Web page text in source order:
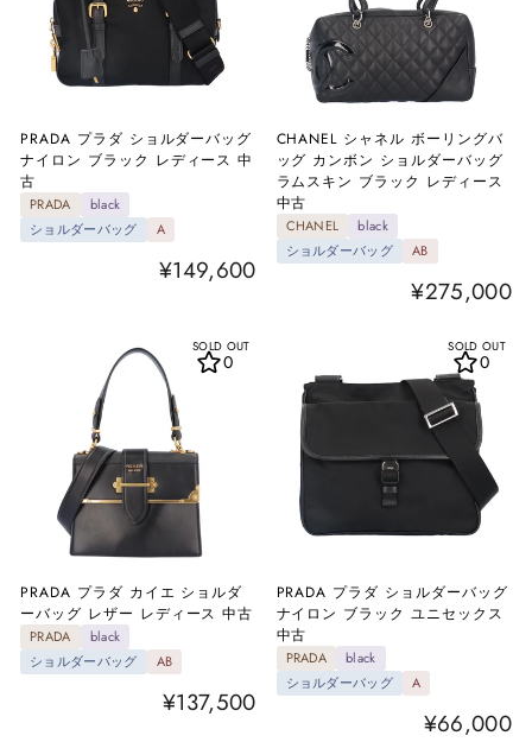
PRADA プラダ ショルダーバッグ
ナイロン ブラック レディース 中
古
PRADA
black
ショルダーバッグ
A
¥149,600
CHANEL シャネル ボーリングバ
ッグ カンボン ショルダーバッグ
ラムスキン ブラック レディース
中古
CHANEL
black
ショルダーバッグ
AB
¥275,000
SOLD OUT
PRADA プラダ カイエ ショルダ
ーバッグ レザー レディース 中古
PRADA
black
ショルダーバッグ
AB
¥137,500
0
SOLD OUT
PRADA プラダ ショルダーバッグ
ナイロン ブラック ユニセックス
中古
PRADA
black
ショルダーバッグ
A
¥66,000
0